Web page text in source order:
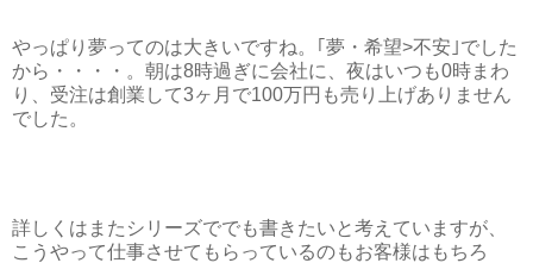
やっぱり夢ってのは大きいですね。｢夢・希望>不安｣でした
から・・・・。朝は8時過ぎに会社に、夜はいつも0時まわ
り、受注は創業して3ヶ月で100万円も売り上げありません
でした。
詳しくはまたシリーズででも書きたいと考えていますが、
こうやって仕事させてもらっているのもお客様はもちろ